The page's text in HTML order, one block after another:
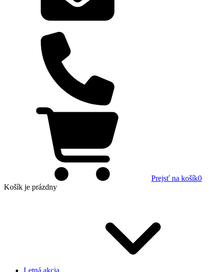
Prejsť na košík0
Košík je prázdny
Letná akcia